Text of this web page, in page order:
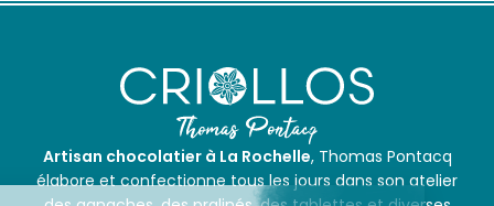
Artisan chocolatier à La Rochelle, Thomas Pontacq
élabore et confectionne tous les jours dans son atelier